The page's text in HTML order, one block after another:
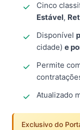
Cinco
Estável,
Disponível
cidade) e
Permite
Atualizado
Exclusivo do